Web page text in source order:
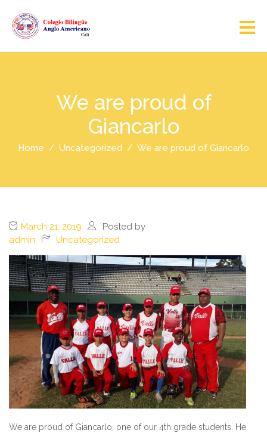
We are proud of
Giancarlo
Home Uncategorized We are proud of Giancarlo
March 21, 2019
Posted by
admin
Uncategorized
We are proud of Giancarlo, one of our 4th grade students. He